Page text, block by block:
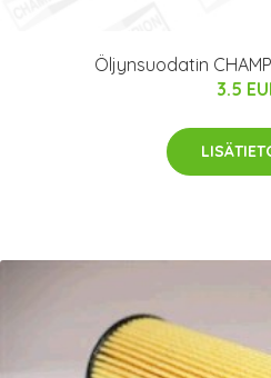
Öljynsuodatin
3.5